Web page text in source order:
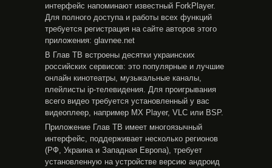
интерфейс напоминают известный ForkPlayer.
Для полного доступа и работы всех функций
требуется регистрация на сайте авторов этого
приложения: glavnee.net
В Глав ТВ встроены десятки украинских
российских сервисов: это популярные и лучшие
онлайн кинотеатры, музыкальные каналы,
плейлисты ip-телевидения. Для проигрывания
всего видео требуется установленный у вас
видеоплеер, например MX Player, VLC или BSP.
Приложение Глав ТВ имеет многоязычный
интерфейс, поддерживает несколько регионов
(РФ, Украина и Западная Европа), требует
установленную на устройстве версию андроид